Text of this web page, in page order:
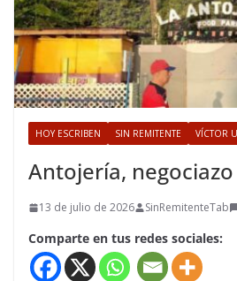
HOY ESCRIBEN SIN REMITENTE VÍCTOR
Antojería, negociazo
13 de julio de 2026 SinRemitenteTab
Comparte en tus redes sociales: